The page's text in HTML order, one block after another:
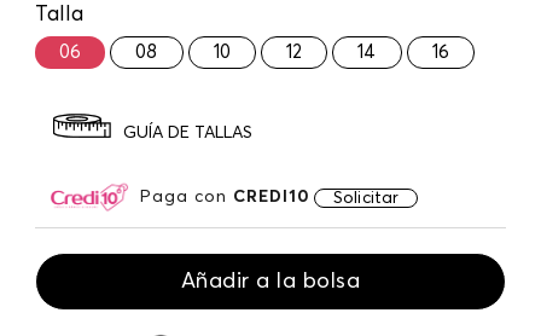
Talla
06 08 10 12 14 16
GUÍA DE TALLAS
Paga con CREDI10 Solicitar
Añadir a la bolsa